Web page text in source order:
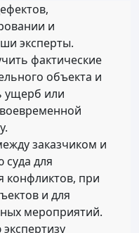
и
эксперты.
фактические
объекта и
ущерб или
заказчиком и
для
конфликтов, при
и для
мероприятий.